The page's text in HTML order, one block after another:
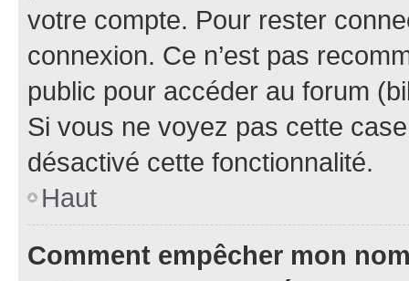
votre compte. Pour rester
connexion. Ce n’est pas
public pour accéder au forum
Si vous ne voyez pas cette
désactivé cette fonctionnalité.
Haut
Comment empêcher mon